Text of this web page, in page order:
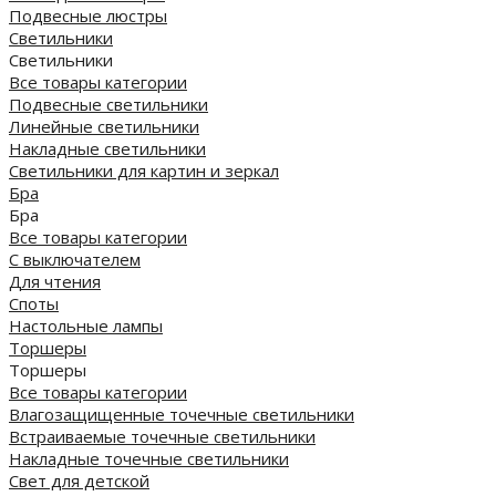
Подвесные люстры
Светильники
Светильники
Все товары категории
Подвесные светильники
Линейные светильники
Накладные светильники
Светильники для картин и зеркал
Бра
Бра
Все товары категории
С выключателем
Для чтения
Споты
Настольные лампы
Торшеры
Торшеры
Все товары категории
Влагозащищенные точечные светильники
Встраиваемые точечные светильники
Накладные точечные светильники
Свет для детской